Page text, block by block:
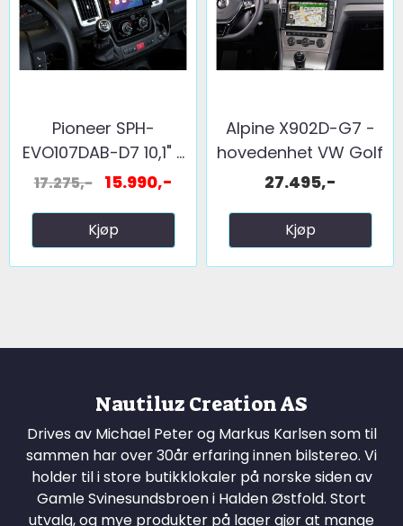
Pioneer SPH-
EVO107DAB-D7 10,1" ...
17.275,- 15.990,-
Kjøp
Alpine X902D-G7 -
hovedenhet VW Golf
7
27.495,-
Kjøp
Nautiluz Creation AS
Drives av Michael Peter og Markus Karlsen som til
sammen har over 30år erfaring innen bilstereo. Vi
holder til i store butikklokaler på norske siden av
Gamle Svinesundsbroen i Halden Østfold. Stort
utvalg, og mye produkter på lager gjør at mange